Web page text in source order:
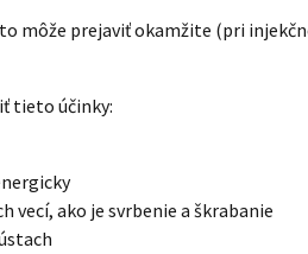
môže prejaviť okamžite (pri
tieto účinky:
vecí, ako je svrbenie a škrabanie